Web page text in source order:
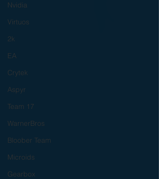
Nvidia
Virtuos
2k
EA
Crytek
Aspyr
Team 17
WarnerBros
Bloober Team
Microids
Gearbox